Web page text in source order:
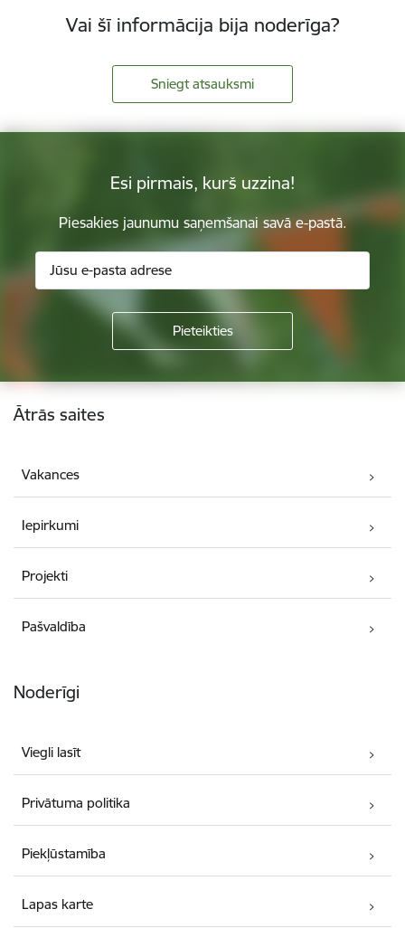
Vai šī informācija bija noderīga?
Sniegt atsauksmi
Esi pirmais, kurš uzzina!
Piesakies jaunumu saņemšanai savā e-pastā.
Kājene
Ātrās saites
Vakances
Iepirkumi
Projekti
Pašvaldība
Noderīgi
Viegli lasīt
Privātuma politika
Piekļūstamība
Lapas karte